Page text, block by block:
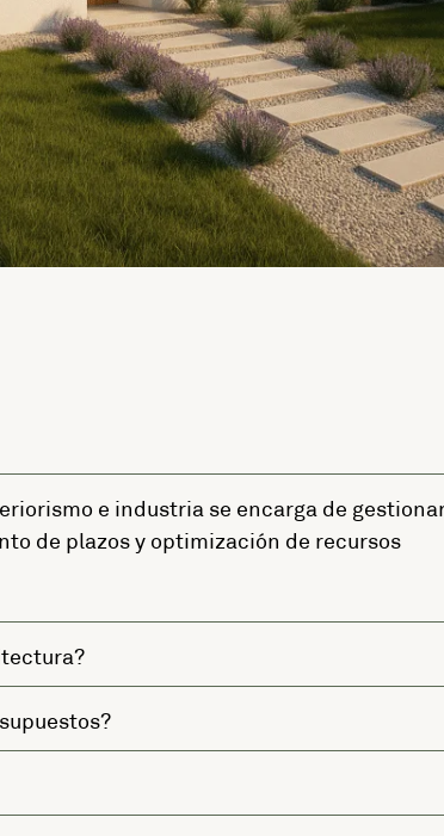
e industria se encarga de
de plazos y optimización de recursos